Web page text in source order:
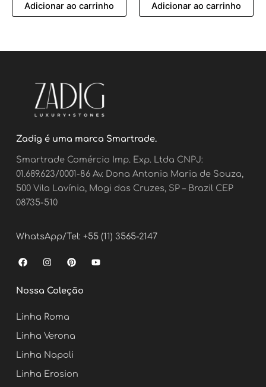
Adicionar ao carrinho Adicionar ao carrinho
Zadig é uma marca Smartrade.
Smartrade Comércio Imp. Exp. Ltda CNPJ:
01.689.623/0001-86 Av. Dona Antonia Maria de Souza,
500 Vila Lavínia, Mogi das Cruzes, SP – Brazil CEP
08735-510
WhatsApp/Tel: +55 (11) 3565-2147
F
a
e
b
o
k
I
n
t
a
r
a
m
P
i
t
e
Y
o
Nossa Coleção
Linha Roma
Linha Verona
Linha Napoli
Linha Erosion